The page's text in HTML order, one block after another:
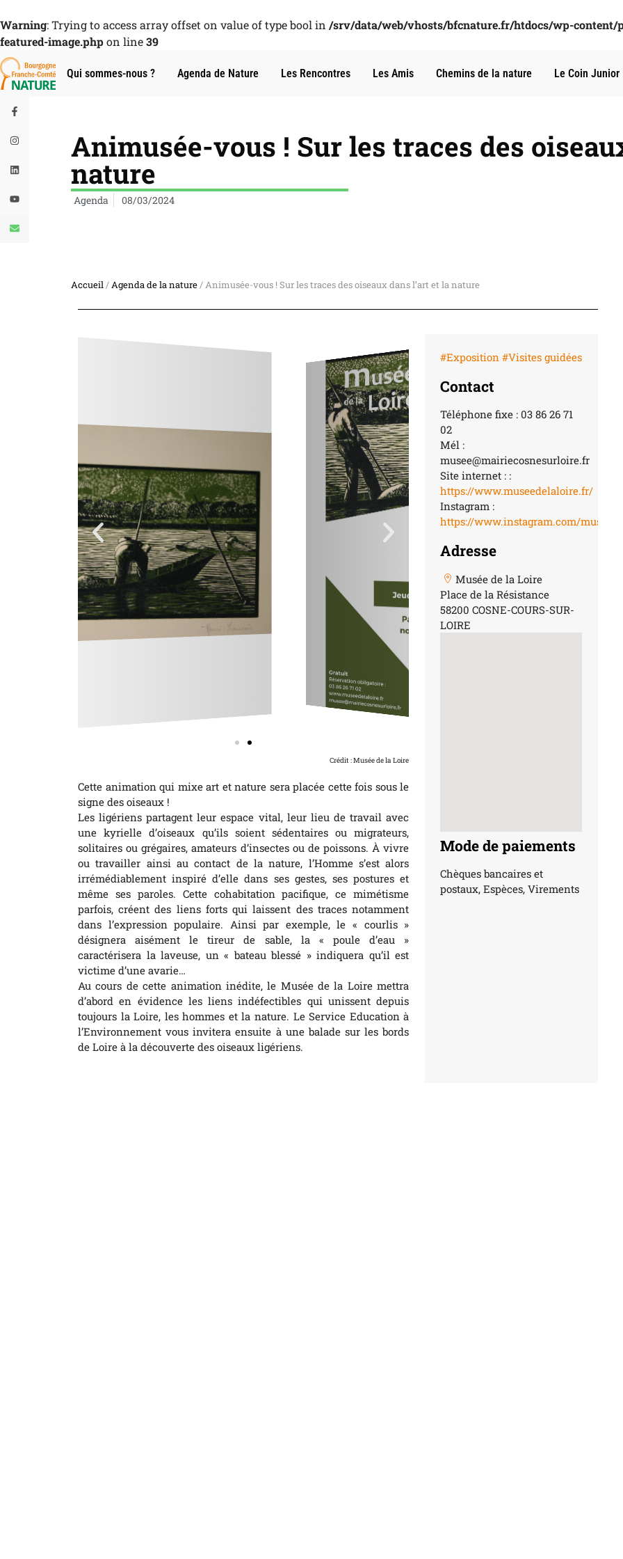
Warning: Trying to access array offset on value of type bool in /srv/data/web/vhosts/bfcnature.fr/htdocs/wp-
featured-image.phpon line39
Qui sommes-nous ? Agenda de Nature Les Rencontres Les Amis Chemins de la nature Le Coin Junior
Animusée-vous ! Sur les traces des
nature
Agenda 08/03/2024
Accueil/Agenda de la nature/ Animusée-vous ! Sur les traces des oiseaux dans l’art et la nature
Crédit : Musée de la Loire
Cette animation qui mixe art et nature sera placée cette fois sous le
signe des oiseaux !
Les ligériens partagent leur espace vital, leur lieu de travail avec
une kyrielle d’oiseaux qu’ils soient sédentaires ou migrateurs,
solitaires ou grégaires, amateurs d’insectes ou de poissons. À vivre
ou travailler ainsi au contact de la nature, l’Homme s’est alors
irrémédiablement inspiré d’elle dans ses gestes, ses postures et
même ses paroles. Cette cohabitation pacifique, ce mimétisme
parfois, créent des liens forts qui laissent des traces notamment
dans l’expression populaire. Ainsi par exemple, le « courlis »
désignera aisément le tireur de sable, la « poule d’eau »
caractérisera la laveuse, un « bateau blessé » indiquera qu’il est
victime d’une avarie…
Au cours de cette animation inédite, le Musée de la Loire mettra
d’abord en évidence les liens indéfectibles qui unissent depuis
toujours la Loire, les hommes et la nature. Le Service Education à
l’Environnement vous invitera ensuite à une balade sur les bords
de Loire à la découverte des oiseaux ligériens.
#Exposition #Visites guidées
Contact
Téléphone fixe : 03 86 26 71
02
Mél :
musee@mairiecosnesurloire.fr
Site internet : :
https://www.museedelaloire.fr/
Instagram :
https://www.instagram.com/
Adresse
Musée de la Loire
Place de la Résistance
58200 COSNE-COURS-SUR-
LOIRE
Mode de paiements
Chèques bancaires et
postaux, Espèces, Virements